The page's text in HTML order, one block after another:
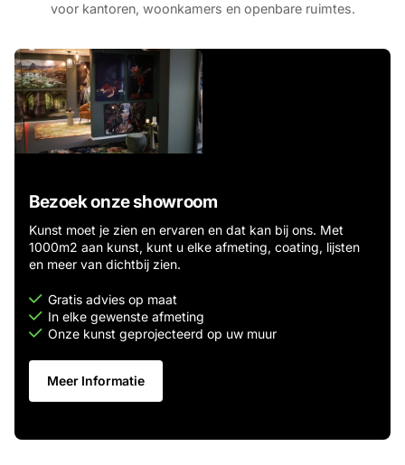
voor kantoren, woonkamers en openbare ruimtes.
Bezoek onze showroom
Kunst moet je zien en ervaren en dat kan bij ons. Met
1000m2 aan kunst, kunt u elke afmeting, coating, lijsten
en meer van dichtbij zien.
Gratis advies op maat
In elke gewenste afmeting
Onze kunst geprojecteerd op uw muur
Meer Informatie